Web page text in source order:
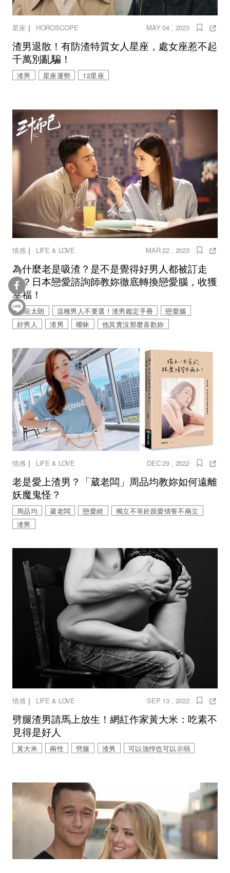
星座 ｜ HOROSCOPE MAY 04 , 2023
渣男退散！有防渣特質女人星座，處女座惹不起
千萬別亂騙！
渣男 星座運勢 12星座
情感｜ LIFE & LOVE MAR 22 , 2023
為什麼老是吸渣？是不是覺得好男人都被訂走
了？日本戀愛諮詢師教妳徹底轉換戀愛腦，收獲
幸福！
板垣太朗 這種男人不要選！渣男鑑定手冊
戀愛腦
好男人
渣男 曖昧 他其實沒那麼喜歡妳
情感｜ LIFE & LOVE DEC 29 , 2022
老是愛上渣男？「葳老闆」周品均教妳如何遠離
妖魔鬼怪？
周品均 葳老闆 戀愛經
獨立不等於跟愛情誓不兩立
渣男
情感｜ LIFE & LOVE SEP 13 , 2022
劈腿渣男請馬上放生！網紅作家黃大米：吃素不
見得是好人
黃大米 兩性 劈腿 渣男 可以強悍也可以示弱